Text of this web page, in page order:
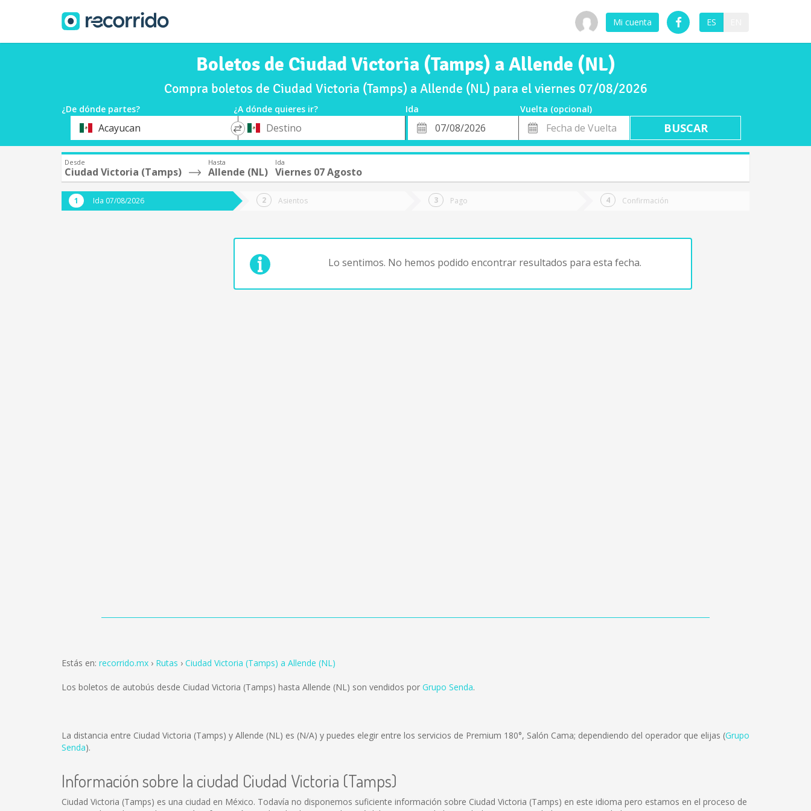
Mi cuenta ES
Boletos de Ciudad Victoria (Tamps) a Allende (NL)
Compra boletos de Ciudad Victoria (Tamps) a Allende (NL) para el viernes 07/08/2026
¿De dónde partes? ¿A dónde quieres ir? Ida
Vuelta (opcional)
OrigenAcayucan
*
Destino
Fecha
de
Fecha
de
Vuelta
Desde
Ciudad Victoria (Tamps)
Hasta
Allende (NL)
Ida
Viernes 07 Agosto
Ida 07/08/2026 Asientos Pago Confirmación
Lo sentimos. No hemos podido encontrar resultados para esta fecha.
Estás en: recorrido.mx Rutas Ciudad Victoria (Tamps) a Allende (NL)
Los boletos de autobús desde Ciudad Victoria (Tamps) hasta Allende (NL) son vendidos por Grupo Senda.
La distancia entre Ciudad Victoria (Tamps) y Allende (NL) es (N/A) y puedes elegir entre los servicios de Premium 180°, Salón Cama; dependiendo del operador que elijas (Grupo
Senda).
Información sobre la ciudad Ciudad Victoria (Tamps)
Ciudad Victoria (Tamps) es una ciudad en México. Todavía no disponemos suficiente información sobre Ciudad Victoria (Tamps) en este idioma pero estamos en el proceso de